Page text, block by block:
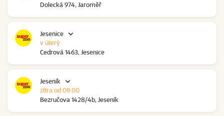
Dolecká 974, Jaroměř
Jesenice
Cedrová 1463, Jesenice
v úterý
Jeseník
Bezručova 1428/4b, Jeseník
zítra od 09:00